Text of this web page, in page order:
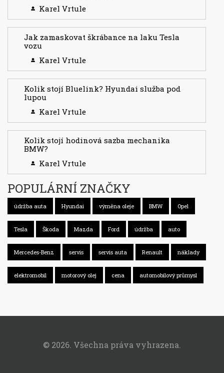
Karel Vrtule
Jak zamaskovat škrábance na laku Tesla
vozu
Karel Vrtule
Kolik stojí Bluelink? Hyundai služba pod
lupou
Karel Vrtule
Kolik stojí hodinová sazba mechanika
BMW?
Karel Vrtule
POPULÁRNÍ ZNAČKY
údržba auta Hyundai výměna oleje BMW Opel
Tesla Škoda Mazda Ford údržba auto
Mercedes-Benz servis servis auta Renault náklady
elektromobil motorový olej cena automobilový průmysl
© 2026. Všechna práva vyhrazena.